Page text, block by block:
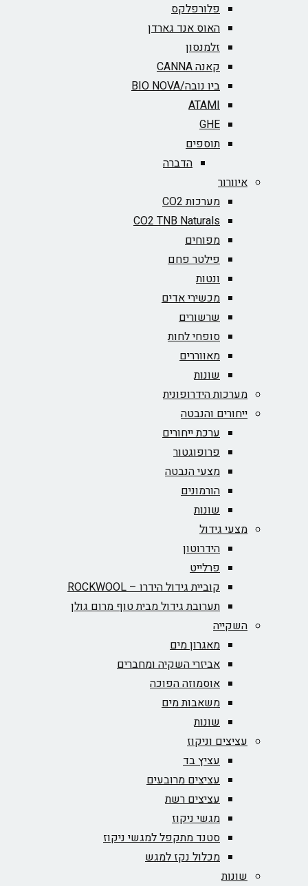
פלורפלקס
האוס אנד גארדן
זלמנסון
קאנה CANNA
ביו נובה/BIO NOVA‏
ATAMI
GHE
תוספים
הדברה
איוורור
מערכות CO2
CO2 TNB Naturals
מפוחים
פילטר פחם
ונטות
מכשירי אדים
שרשורים
סופחי לחות
מאווררים
שונות
מערכות הידרופונית
ייחורים והנבטה
ערכת ייחורים
פרופוגטור
מצעי הנבטה
הורמונים
שונות
מצעי גידול
הידרוטון
פרלייט
קוביית גידול הידרו – ROCKWOOL‏
תערובת גידול מבית טוף מרום גולן
השקייה
מאגרון מים
אביזרי השקיה ומחברים
אוסמוזה הפוכה
משאבות מים
שונות
עציצים וניקוז
עציץ בד
עציצים מרובעים
עציצים רשת
מגשי ניקוז
סטנד מתקפל למגשי ניקוז
מכלול נקז למגש
שונות